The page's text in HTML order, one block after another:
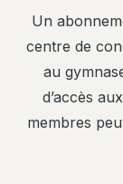
Un
centre de
au
d’accès
membres